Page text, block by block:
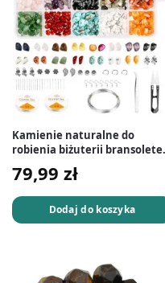
Kamienie naturalne do
robienia biżuterii
zestaw 1126 el.
79,99 zł
Dodaj do koszyka